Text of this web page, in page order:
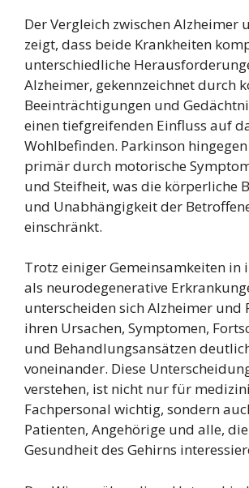
Der Vergleich zwischen Alzheimer
zeigt, dass beide Krankheiten
unterschiedliche
Alzheimer, gekennzeichnet durch
Beeinträchtigungen und
einen tiefgreifenden Einfluss auf
Wohlbefinden. Parkinson
primär durch motorische
und Steifheit, was die körperliche
und Unabhängigkeit der
einschränkt.
Trotz einiger Gemeinsamkeiten in
als neurodegenerative
unterscheiden sich Alzheimer und
ihren Ursachen, Symptomen,
und Behandlungsansätzen
voneinander. Diese
verstehen, ist nicht nur für
Fachpersonal wichtig, sondern
Patienten, Angehörige und alle,
Gesundheit des Gehirns